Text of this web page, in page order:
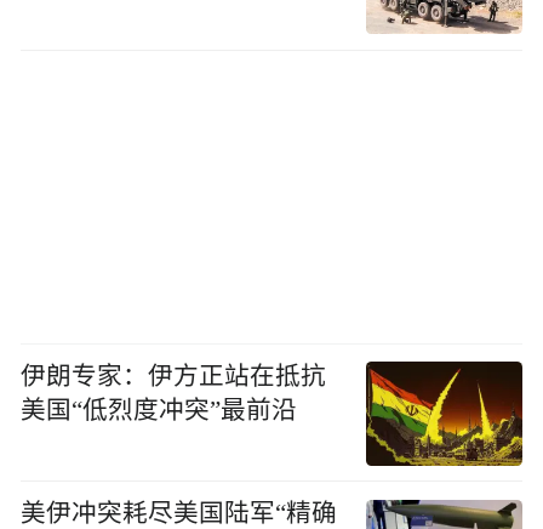
伊朗专家：伊方正站在抵抗
美国“低烈度冲突”最前沿
美伊冲突耗尽美国陆军“精确